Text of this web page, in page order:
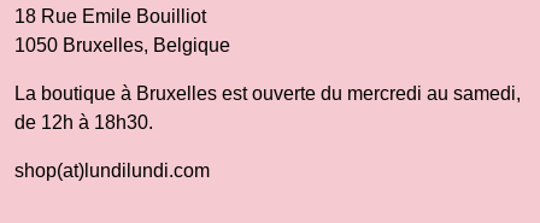
18 Rue Emile Bouilliot
1050 Bruxelles, Belgique
La boutique à Bruxelles est ouverte du mercredi au samedi,
de 12h à 18h30.
shop(at)lundilundi.com